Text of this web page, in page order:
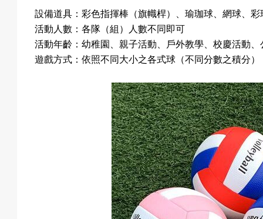
我
設備道具：彩色指揮棒（旗幟桿）、瑜珈球、網球、彩
活動人數：各隊（組）人數不同即可
活動年齡：幼稚園、親子活動、戶外教學、校慶活動、
遊戲方式：依照不同大小之各式球（不同分數之積分